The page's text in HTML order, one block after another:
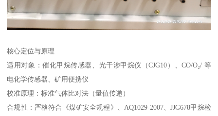
核心定位与原理
适用对象：催化甲烷传感器、光干涉甲烷仪（CJG10）、CO/O₂/ 等
电化学传感器、矿用便携仪
校准原理：标准气体比对法（量值传递）
合规性：严格符合《煤矿安全规程》、AQ1029-2007、JJG678甲烷检